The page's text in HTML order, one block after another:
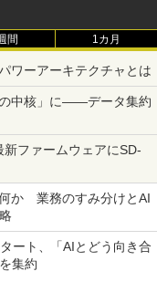
間 1カ月
ワーアーキテクチャとは
中核」に――データ集約
ファームウェアにSD-
か 業務のすみ分けとAI
ート、「AIとどう向き合
集約